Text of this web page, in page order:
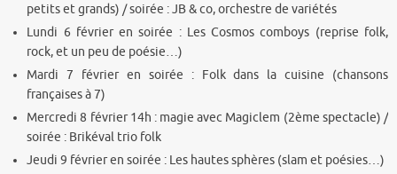
petits et grands) / soirée : JB & co, orchestre de variétés
Lundi 6 février en soirée : Les Cosmos comboys (reprise folk,
rock, et un peu de poésie…)
Mardi 7 février en soirée : Folk dans la cuisine (chansons
françaises à 7)
Mercredi 8 février 14h : magie avec Magiclem (2ème spectacle) /
soirée : Brikéval trio folk
Jeudi 9 février en soirée : Les hautes sphères (slam et poésies…)